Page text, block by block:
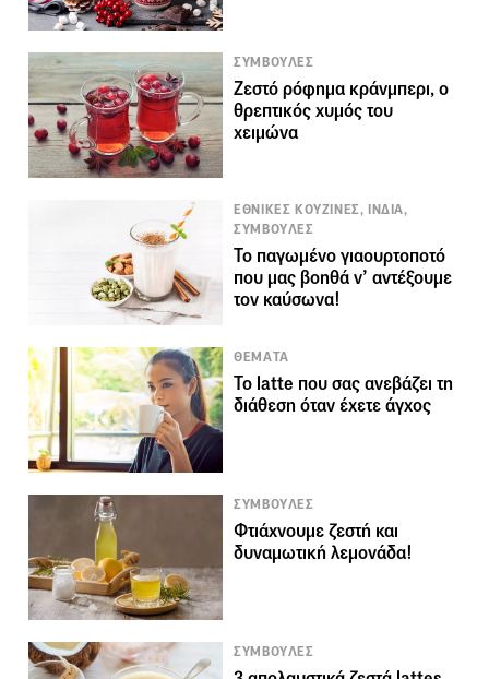
ΣΥΜΒΟΥΛΕΣ
Ζεστό ρόφημα κράνμπερι, ο
θρεπτικός χυμός του
χειμώνα
ΕΘΝΙΚΕΣ ΚΟΥΖΙΝΕΣ, ΙΝΔΙΑ,
ΣΥΜΒΟΥΛΕΣ
Το παγωμένο γιαουρτοποτό
που μας βοηθά ν’ αντέξουμε
τον καύσωνα!
ΘΕΜΑΤΑ
Το latte που σας ανεβάζει τη
διάθεση όταν έχετε άγχος
ΣΥΜΒΟΥΛΕΣ
Φτιάχνουμε ζεστή και
δυναμωτική λεμονάδα!
ΣΥΜΒΟΥΛΕΣ